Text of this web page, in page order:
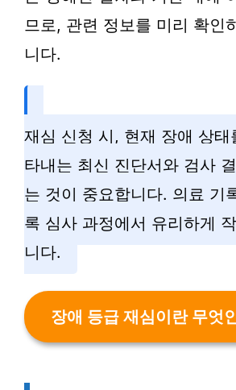
므로, 관련 정보를 미리 확인
니다.
재심 신청 시, 현재 장애 상태
타내는 최신 진단서와 검사
는 것이 중요합니다. 의료 기
록 심사 과정에서 유리하게
니다.
장애 등급 재심이란 무엇